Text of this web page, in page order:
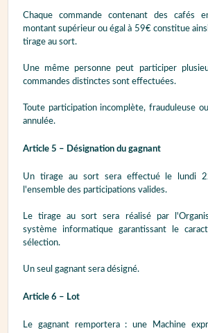
Chaque commande contenant des cafés
montant supérieur ou égal à 59€ constitue
tirage au sort.
Une même personne peut participer
commandes distinctes sont effectuées.
Toute participation incomplète, frauduleuse
annulée.
Article 5 – Désignation du gagnant
Un tirage au sort sera effectué le lundi
l'ensemble des participations valides.
Le tirage au sort sera réalisé par
système informatique garantissant le
sélection.
Un seul gagnant sera désigné.
Article 6 – Lot
Le gagnant remportera : une Machine